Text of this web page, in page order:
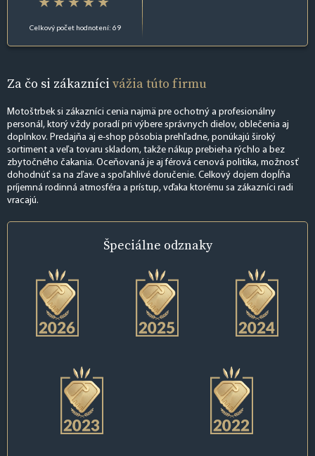
Celkový počet hodnotení: 69
Za čo si zákazníci vážia túto firmu
Motoštrbek si zákazníci cenia najmä pre ochotný a profesionálny
personál, ktorý vždy poradí pri výbere správnych dielov, oblečenia aj
doplnkov. Predajňa aj e-shop pôsobia prehľadne, ponúkajú široký
sortiment a veľa tovaru skladom, takže nákup prebieha rýchlo a bez
zbytočného čakania. Oceňovaná je aj férová cenová politika, možnosť
dohodnúť sa na zľave a spoľahlivé doručenie. Celkový dojem dopĺňa
príjemná rodinná atmosféra a prístup, vďaka ktorému sa zákazníci radi
vracajú.
Špeciálne odznaky